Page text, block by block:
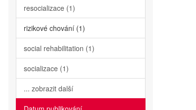
resocializace (1)
rizikové chování (1)
social rehabilitation (1)
socializace (1)
... zobrazit další